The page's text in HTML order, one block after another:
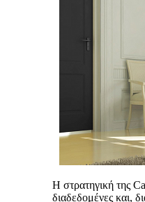
Η στρατηγική της
διαδεδομένες και,